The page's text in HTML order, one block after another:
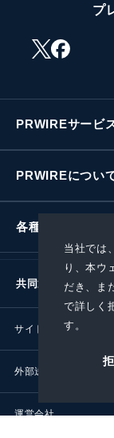
当社では
り、本ウ
だき、ま
で詳しく
す。
プ
PRWIREサービ
PRWIREについ
各種お問い合わせ
共同通信社グループ
サイトポリシー
外部送信ポリシー
運営会社